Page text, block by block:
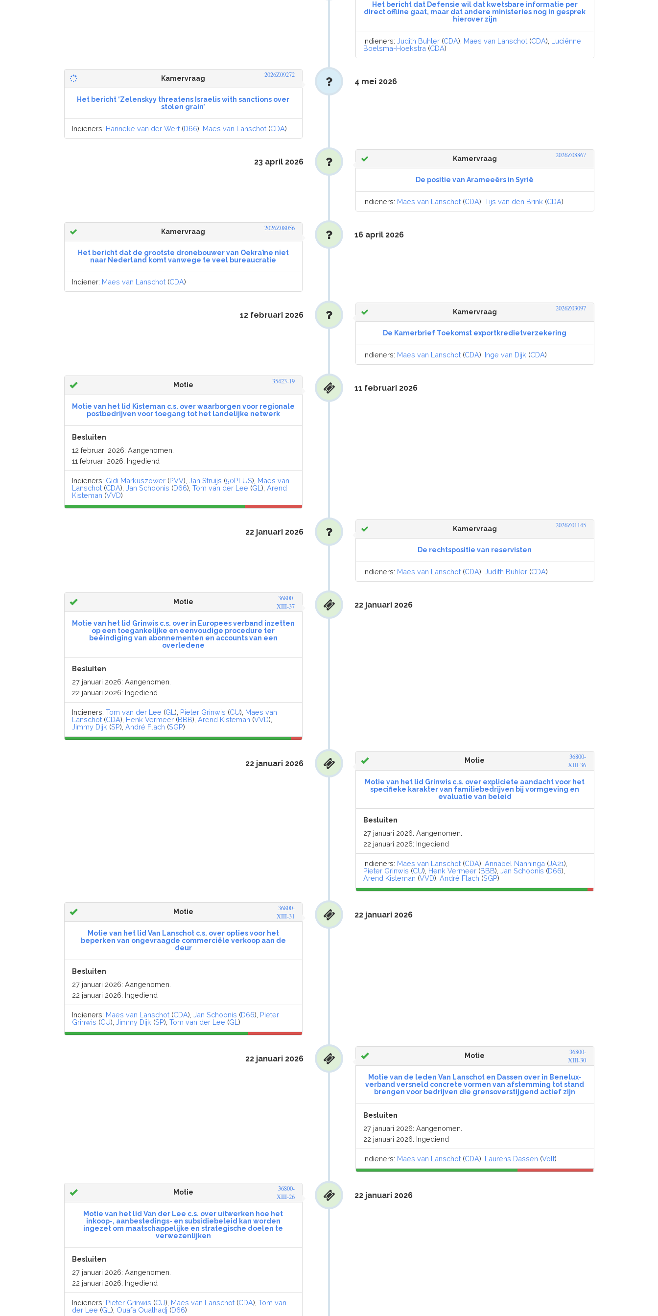
Het bericht dat Defensie wil dat kwetsbare informatie per
direct offline gaat, maar dat andere ministeries nog in gesprek
hierover zijn
Indieners:Judith Buhler (CDA), Maes van Lanschot (CDA), Luciënne
Boelsma-Hoekstra (CDA)
Kamervraag 2026Z09272
Het bericht ‘Zelenskyy threatens Israelis with sanctions over
stolen grain’
Indieners: Hanneke van der Werf(D66), Maes van Lanschot(CDA)
4 mei 2026
Kamervraag 2026Z08867
De positie van Arameeërs in Syrië
Indieners: Maes van Lanschot (CDA),Tijs van den Brink (CDA)
23 april 2026
Kamervraag 2026Z08056
Het bericht dat de grootste dronebouwer van Oekraïne niet
naar Nederland komt vanwege te veel bureaucratie
Indiener: Maes van Lanschot(CDA)
16 april 2026
Kamervraag 2026Z03097
De Kamerbrief Toekomst exportkredietverzekering
Indieners: Maes van Lanschot (CDA), Inge van Dijk (CDA)
12 februari 2026
Motie 35423-19
Motie van het lid Kisteman c.s. over waarborgen voor regionale
postbedrijven voor toegang tot het landelijke netwerk
Besluiten
12 februari 2026: Aangenomen.
11 februari 2026: Ingediend
Indieners: Gidi Markuszower(PVV), Jan Struijs (50PLUS), Maes van
Lanschot(CDA), Jan Schoonis (D66), Tom van der Lee (GL ), Arend
Kisteman (VVD)
11 februari 2026
Kamervraag 2026Z01145
De rechtspositie van reservisten
Indieners: Maes van Lanschot (CDA),Judith Buhler (CDA)
22 januari 2026
Motie
36800-
XIII-37
Motie van het lid Grinwis c.s. over in Europees verband inzetten
op een toegankelijke en eenvoudige procedure ter
beëindiging van abonnementen en accounts van een
overledene
Besluiten
27 januari 2026: Aangenomen.
22 januari 2026: Ingediend
Indieners: Tom van der Lee (GL ), Pieter Grinwis (CU), Maes van
Lanschot(CDA), Henk Vermeer(BBB), Arend Kisteman (VVD),
Jimmy Dijk (SP), André Flach (SGP)
22 januari 2026
Motie
36800-
XIII-36
Motie van het lid Grinwis c.s. over expliciete aandacht voor het
specifieke karakter van familiebedrijven bij vormgeving en
evaluatie van beleid
Besluiten
27 januari 2026: Aangenomen.
22 januari 2026: Ingediend
Indieners: Maes van Lanschot (CDA),Annabel Nanninga (JA21),
Pieter Grinwis (CU), Henk Vermeer (BBB),Jan Schoonis (D66),
Arend Kisteman (VVD),André Flach (SGP)
22 januari 2026
Motie
36800-
XIII-31
Motie van het lid Van Lanschot c.s. over opties voor het
beperken van ongevraagde commerciële verkoop aan de
deur
Besluiten
27 januari 2026: Aangenomen.
22 januari 2026: Ingediend
Indieners: Maes van Lanschot(CDA), Jan Schoonis (D66), Pieter
Grinwis (CU), Jimmy Dijk (SP), Tom van der Lee (GL )
22 januari 2026
Motie
36800-
XIII-30
Motie van de leden Van Lanschot en Dassen over in Benelux-
verband versneld concrete vormen van afstemming tot stand
brengen voor bedrijven die grensoverstijgend actief zijn
Besluiten
27 januari 2026: Aangenomen.
22 januari 2026: Ingediend
Indieners: Maes van Lanschot (CDA), Laurens Dassen (Volt)
22 januari 2026
Motie
36800-
XIII-26
Motie van het lid Van der Lee c.s. over uitwerken hoe het
inkoop-, aanbestedings- en subsidiebeleid kan worden
ingezet om maatschappelijke en strategische doelen te
verwezenlijken
Besluiten
27 januari 2026: Aangenomen.
22 januari 2026: Ingediend
Indieners: Pieter Grinwis (CU), Maes van Lanschot(CDA), Tom van
der Lee (GL ), Ouafa Oualhadj (D66)
22 januari 2026